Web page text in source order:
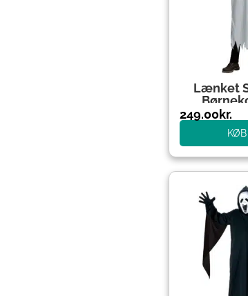
Lænket
249.00kr.